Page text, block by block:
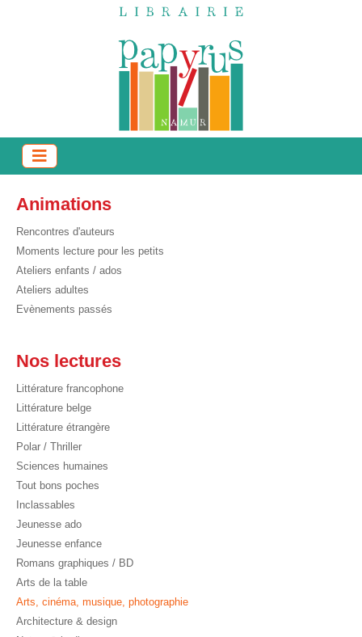
Animations
Rencontres d'auteurs
Moments lecture pour les petits
Ateliers enfants / ados
Ateliers adultes
Evènements passés
Nos lectures
Littérature francophone
Littérature belge
Littérature étrangère
Polar / Thriller
Sciences humaines
Tout bons poches
Inclassables
Jeunesse ado
Jeunesse enfance
Romans graphiques / BD
Arts de la table
Arts, cinéma, musique, photographie
Architecture & design